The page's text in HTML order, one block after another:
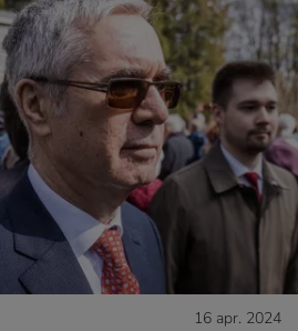
16 apr. 2024